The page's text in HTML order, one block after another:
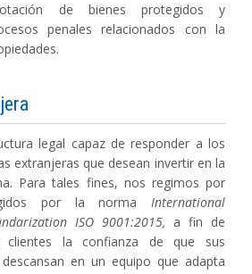
de bienes protegidos y
penales relacionados con la
legal capaz de responder a los
extranjeras que desean invertir en la
Para tales fines, nos regimos por
por la norma International
ISO 9001:2015, a fin de
clientes la confianza de que sus
en un equipo que adapta